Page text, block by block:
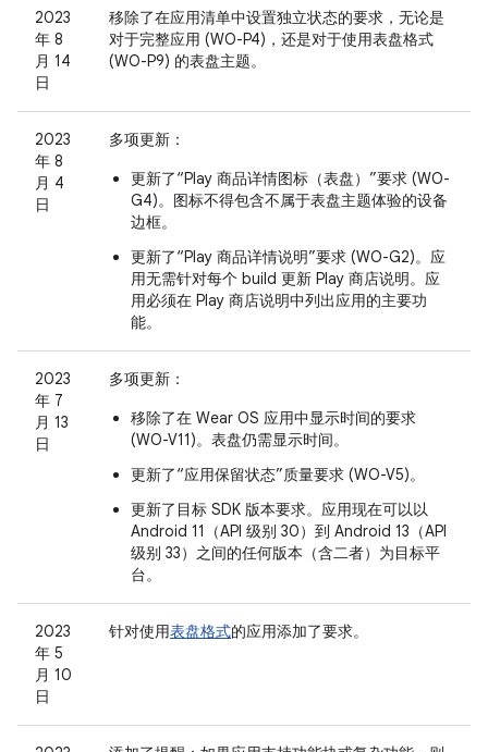
2023
年 8
月 14
日
移除了在应用清单中设置独立状态的要求，无论是
对于完整应用 (WO-P4)，还是对于使用表盘格式
(WO-P9) 的表盘主题。
2023
年 8
月 4
日
多项更新：
更新了“Play 商品详情图标（表盘）”要求 (WO-
G4)。图标不得包含不属于表盘主题体验的设备
边框。
更新了“Play 商品详情说明”要求 (WO-G2)。应
用无需针对每个 build 更新 Play 商店说明。应
用必须在 Play 商店说明中列出应用的主要功
能。
2023
年 7
月 13
日
多项更新：
移除了在 Wear OS 应用中显示时间的要求
(WO-V11)。表盘仍需显示时间。
更新了“应用保留状态”质量要求 (WO-V5)。
更新了目标 SDK 版本要求。应用现在可以以
Android 11（API 级别 30）到 Android 13（API
级别 33）之间的任何版本（含二者）为目标平
台。
2023
年 5
月 10
日
针对使用表盘格式的应用添加了要求。